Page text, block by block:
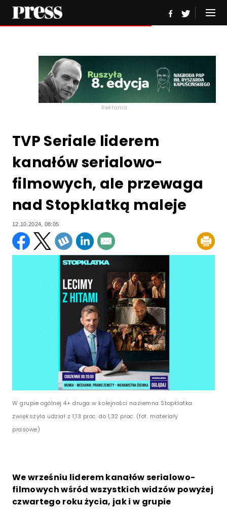
Reklama
TVP Seriale liderem
kanałów serialowo-
filmowych, ale przewaga
nad Stopklatką maleje
12.10.2024, 08:05
W grupie ogólnej 4+ druga w kolejności naziemna Stopklatka
zwiększyła udział z 1,13 proc. do 1,32 proc. (fot. materiały
prasowe)
We wrześniu liderem kanałów serialowo-
filmowych wśród wszystkich widzów powyżej
czwartego roku życia, jak i w grupie